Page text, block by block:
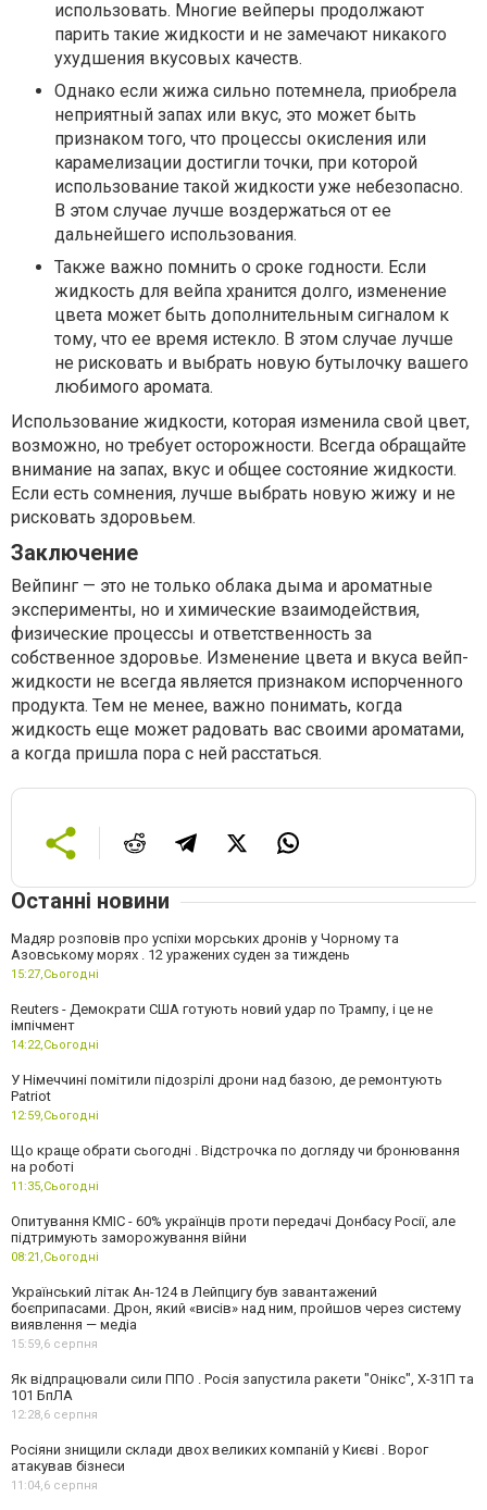
использовать. Многие вейперы продолжают
парить такие жидкости и не замечают никакого
ухудшения вкусовых качеств.
Однако если жижа сильно потемнела, приобрела
неприятный запах или вкус, это может быть
признаком того, что процессы окисления или
карамелизации достигли точки, при которой
использование такой жидкости уже небезопасно.
В этом случае лучше воздержаться от ее
дальнейшего использования.
Также важно помнить о сроке годности. Если
жидкость для вейпа хранится долго, изменение
цвета может быть дополнительным сигналом к
тому, что ее время истекло. В этом случае лучше
не рисковать и выбрать новую бутылочку вашего
любимого аромата.
Использование жидкости, которая изменила свой цвет,
возможно, но требует осторожности. Всегда обращайте
внимание на запах, вкус и общее состояние жидкости.
Если есть сомнения, лучше выбрать новую жижу и не
рисковать здоровьем.
Заключение
Вейпинг — это не только облака дыма и ароматные
эксперименты, но и химические взаимодействия,
физические процессы и ответственность за
собственное здоровье. Изменение цвета и вкуса вейп-
жидкости не всегда является признаком испорченного
продукта. Тем не менее, важно понимать, когда
жидкость еще может радовать вас своими ароматами,
а когда пришла пора с ней расстаться.
Останні новини
Мадяр розповів про успіхи морських дронів у Чорному та
Азовському морях . 12 уражених суден за тиждень
15:27,Сьогодні
Reuters - Демократи США готують новий удар по Трампу, і це не
імпічмент
14:22,Сьогодні
У Німеччині помітили підозрілі дрони над базою, де ремонтують
Patriot
12:59,Сьогодні
Що краще обрати сьогодні . Відстрочка по догляду чи бронювання
на роботі
11:35,Сьогодні
Опитування КМІС - 60% українців проти передачі Донбасу Росії, але
підтримують заморожування війни
08:21,Сьогодні
Український літак Ан-124 в Лейпцигу був завантажений
боєприпасами. Дрон, який «висів» над ним, пройшов через систему
виявлення — медіа
15:59,6 серпня
Як відпрацювали сили ППО . Росія запустила ракети "Онікс", Х-31П та
101 БпЛА
12:28,6 серпня
Росіяни знищили склади двох великих компаній у Києві . Ворог
атакував бізнеси
11:04,6 серпня